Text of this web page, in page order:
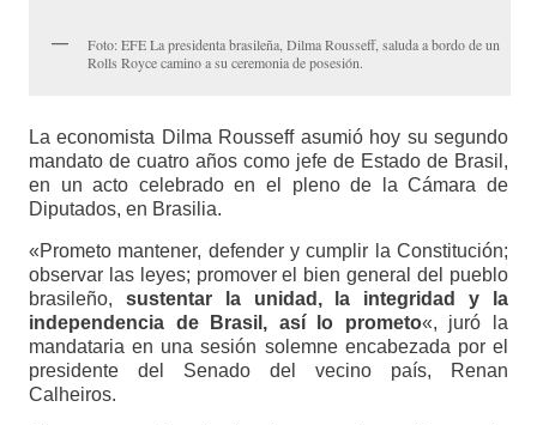
Foto: EFE La presidenta brasileña, Dilma Rousseff, saluda a bordo de un
Rolls Royce camino a su ceremonia de posesión.
La economista Dilma Rousseff asumió hoy su segundo
mandato de cuatro años como jefe de Estado de Brasil,
en un acto celebrado en el pleno de la Cámara de
Diputados, en Brasilia.
«Prometo mantener, defender y cumplir la Constitución;
observar las leyes; promover el bien general del pueblo
brasileño, sustentar la unidad, la integridad y la
independencia de Brasil, así lo prometo«, juró la
mandataria en una sesión solemne encabezada por el
presidente del Senado del vecino país, Renan
Calheiros.